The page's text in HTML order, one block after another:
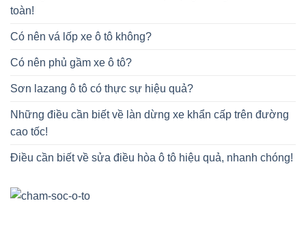
toàn!
Có nên vá lốp xe ô tô không?
Có nên phủ gầm xe ô tô?
Sơn lazang ô tô có thực sự hiệu quả?
Những điều cần biết về làn dừng xe khẩn cấp trên đường
cao tốc!
Điều cần biết về sửa điều hòa ô tô hiệu quả, nhanh chóng!